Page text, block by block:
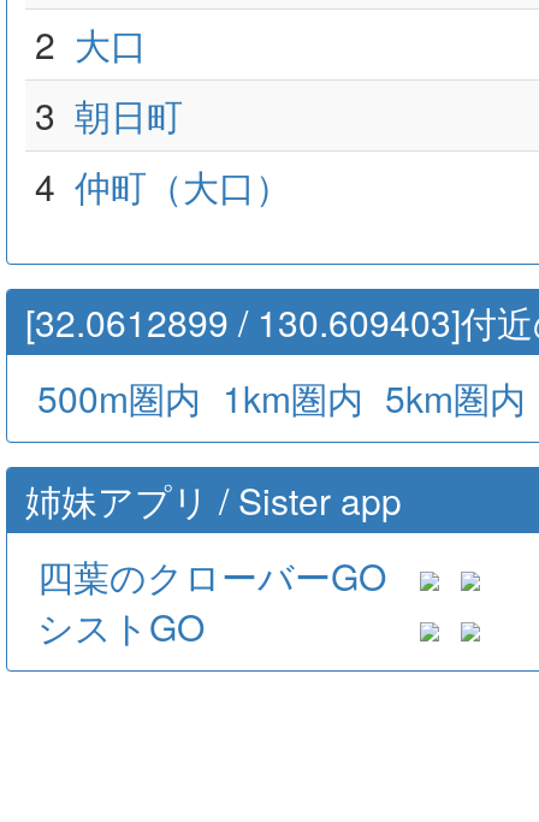
2 大口
3 朝日町
4 仲町（大口）
[32.0612899 / 130.609403]付
500m圏内 1km圏内 5km圏内
姉妹アプリ / Sister app
四葉のクローバーGO
シストGO